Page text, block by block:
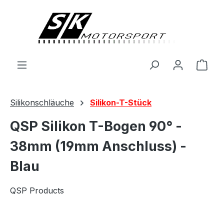
Silikonschläuche Silikon-T-Stück
QSP Silikon T-Bogen 90° -
38mm (19mm Anschluss) -
Blau
QSP Products